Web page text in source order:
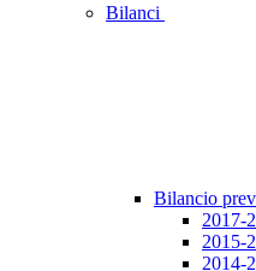
Bilanci
Bilancio
2017-
2015-
2014-